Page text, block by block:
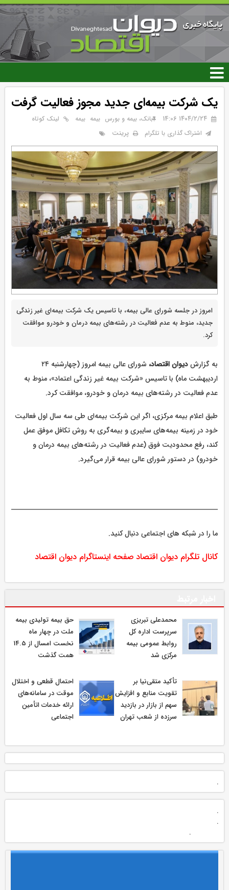
رفتن
محتوای
اصلی
یک شرکت بیمه‌ای جدید مجوز فعالیت گرفت
۱۴۰۴/۲/۲۴ 14:06 بانک، بیمه و بورس بيمه بیمه
لینک کوتاه
اشتراک گذاری با تلگرام
پرینت
امروز در جلسه شورای عالی بیمه، با تاسیس یک شرکت بیمه‌ای غیر زندگی
جدید، منوط به عدم فعالیت در رشته‌های بیمه درمان و خودرو موافقت
کرد.
به گزارشدیوان اقتصاد،
شورای عالی بیمه امروز (چهارشنبه ۲۴
اردیبهشت ماه) با تاسیس «شرکت بیمه غیر زندگی اعتماد»، منوط به
عدم فعالیت در رشته‌های بیمه درمان و خودرو، موافقت کرد.
طبق اعلام بیمه مرکزی، اگر این شرکت بیمه‌ای طی سه سال اول فعالیت
خود در زمینه بیمه‌های سایبری و بیمه‌گری به روش تکافل موفق عمل
کند، رفع محدودیت فوق (عدم فعالیت در رشته‌های بیمه درمان و
خودرو) در دستور شورای عالی بیمه قرار می‌گیرد.
ما را در شبکه های اجتماعی دنبال کنید.
کانال تلگرام دیوان اقتصاد صفحه اینستاگرام دیوان اقتصاد
محمدعلی تبریزی
سرپرست اداره كل
روابط عمومی بیمه
مركزی شد
حق بیمه تولیدی بیمه
ملت در چهار ماه
نخست امسال از 14.5
همت گذشت
تأکید متقی‌نیا بر
تقویت منابع و افزایش
سهم از بازار در بازدید
سرزده از شعب تهران
احتمال قطعی و اختلال
موقت در سامانه‌های
ارائه خدمات اتأمین
اجتماعی
.
.
.
.